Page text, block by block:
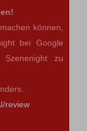
können,
bei Google
zu
review